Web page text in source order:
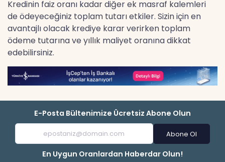
Kredinin faiz oranı kadar diğer ek masraf kalemleri
de ödeyeceğiniz toplam tutarı etkiler. Sizin için en
avantajlı olacak krediye karar verirken toplam
ödeme tutarına ve yıllık maliyet oranına dikkat
edebilirsiniz.
E-Posta Bültenimize Ücretsiz Abone Olun
Abone Ol
En Uygun Oranlardan Haberdar Olun!